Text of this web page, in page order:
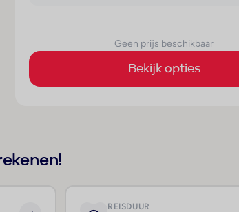
Geen prijs beschikbaar
Bekijk opties
REISDUUR